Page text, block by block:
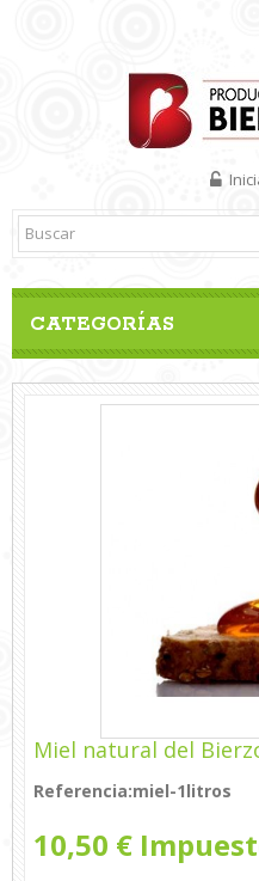
CATEGORÍAS
Miel natural del
Referencia:miel-1litros
10,50 €